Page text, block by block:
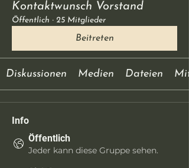
Kontaktwunsch Vorstand
Öffentlich · 25 Mitglieder
Beitreten
Diskussionen Medien Dateien
Info
Öffentlich
Jeder kann diese Gruppe sehen.